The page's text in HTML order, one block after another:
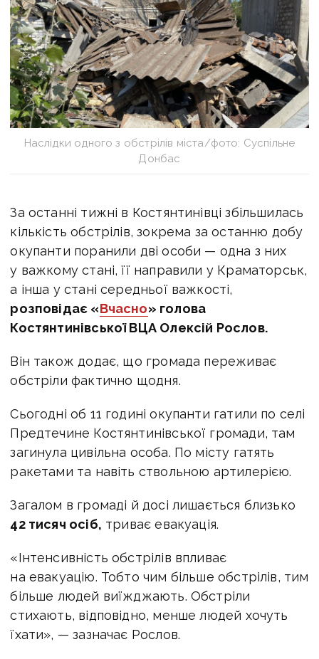
Наслідки одного з обстрілів міста/фото: Суспільне
Донбас
За останні тижні в Костянтинівці збільшилась
кількість обстрілів, зокрема за останню добу
окупанти поранили дві особи — одна з них
у важкому стані, її направили у Краматорськ,
а інша у стані середньої важкості,
розповідає «Вчасно» голова
Костянтинівської ВЦА Олексій Рослов.
Він також додає, що громада переживає
обстріли фактично щодня.
Сьогодні об 11 годині окупанти гатили по селі
Предтечине Костянтинівської громади, там
загинула цивільна особа. По місту гатять
ракетами та навіть ствольною артилерією.
Загалом в громаді й досі лишається близько
42 тисяч осіб, триває евакуація.
«Інтенсивність обстрілів впливає
на евакуацію. Тобто чим більше обстрілів, тим
більше людей виїжджають. Обстріли
стихають, відповідно, менше людей хочуть
їхати», — зазначає Рослов.